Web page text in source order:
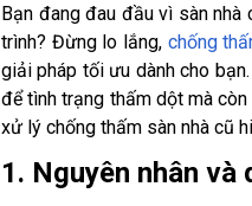
Bạn đang đau đầu vì sàn
trình? Đừng lo lắng, chống
giải pháp tối ưu dành cho
để tình trạng thấm dột mà
xử lý chống thấm sàn nhà cũ
1. Nguyên nhân và